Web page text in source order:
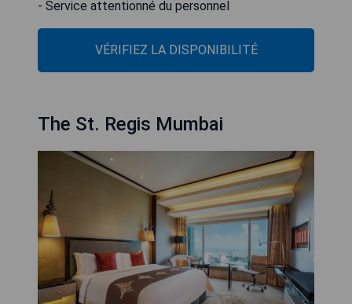
- Service attentionné du personnel
VÉRIFIEZ LA DISPONIBILITÉ
The St. Regis Mumbai